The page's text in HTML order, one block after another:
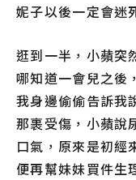
妮子以後一定會迷
逛到一半，小蘋突
哪知道一會兒之後
我身邊偷偷告訴我
那裹受傷，小蘋說
口氣，原來是初經
便再幫妹妹買件生